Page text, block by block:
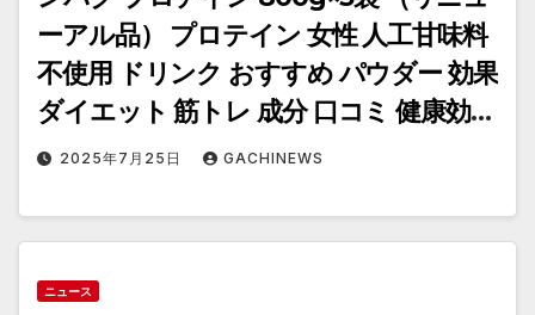
ーアル品） プロテイン 女性 人工甘味料
不使用 ドリンク おすすめ パウダー 効果
ダイエット 筋トレ 成分 口コミ 健康効果
風味 豊富なビタミン配合 タンパク質摂
2025年7月25日 GACHINEWS
ニュース